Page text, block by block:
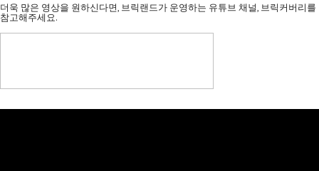
더욱 많은 영상을 원하신다면, 브릭랜드가 운영하는 유튜브 채널, 브릭커버리를
참고해주세요.